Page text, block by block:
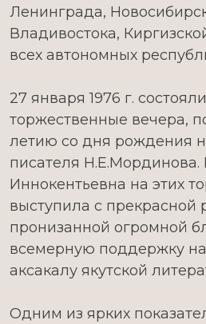
Ленинграда,
Владивостока,
всех автономных
27 января 1976 г.
торжественные вечера,
летию со дня рождения
писателя Н.Е.Мординова.
Иннокентьевна на этих
выступила с прекрасной
пронизанной огромной
всемерную поддержку
аксакалу якутской
Одним из ярких